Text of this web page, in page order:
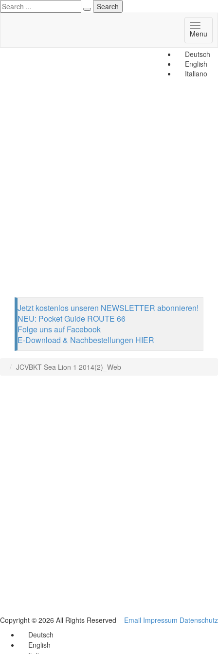
Deutsch
English
Italiano
Menu
Jetzt kostenlos unseren NEWSLETTER abonnieren!
NEU: Pocket Guide ROUTE 66
Folge uns auf Facebook
E-Download & Nachbestellungen HIER
JCVBKT Sea Lion 1 2014(2)_Web
Copyright © 2026 All Rights Reserved Email Impressum Datenschutz
Deutsch
English